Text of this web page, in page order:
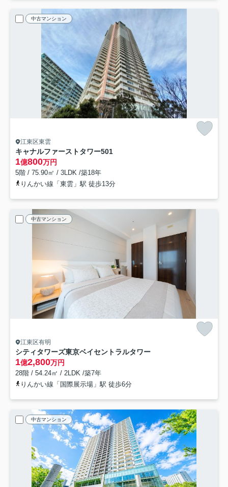
中古マンション
江東区東雲
キャナルファーストタワー501
1億800万円
5階 / 75.90㎡ / 3LDK /築18年
りんかい線「東雲」駅 徒歩13分
中古マンション
江東区有明
シティタワーズ東京ベイセントラルタワー
1億2,800万円
28階 / 54.24㎡ / 2LDK /築7年
りんかい線「国際展示場」駅 徒歩6分
中古マンション